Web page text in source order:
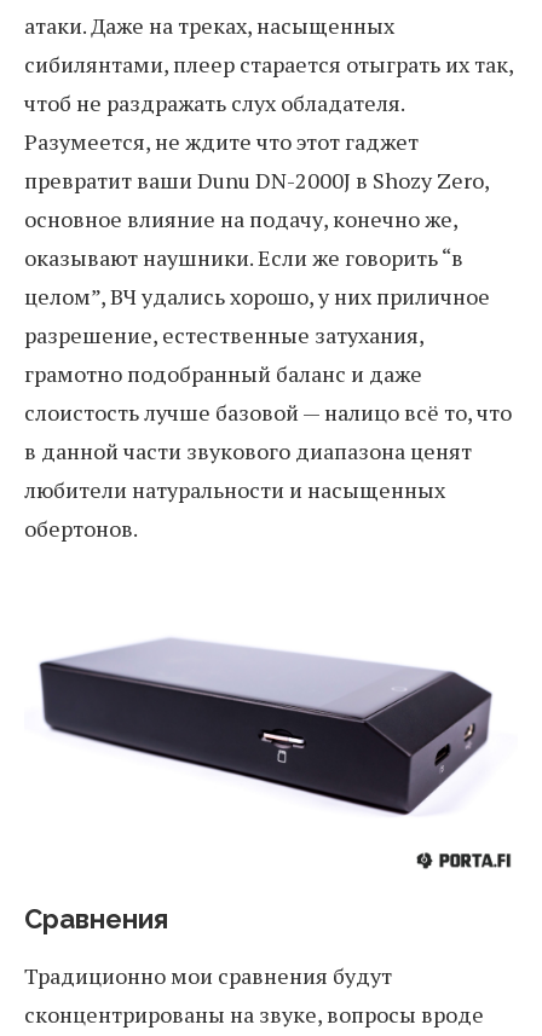
атаки. Даже на треках, насыщенных
сибилянтами, плеер старается отыграть их так,
чтоб не раздражать слух обладателя.
Разумеется, не ждите что этот гаджет
превратит ваши Dunu DN-2000J в Shozy Zero,
основное влияние на подачу, конечно же,
оказывают наушники. Если же говорить “в
целом”, ВЧ удались хорошо, у них приличное
разрешение, естественные затухания,
грамотно подобранный баланс и даже
слоистость лучше базовой — налицо всё то, что
в данной части звукового диапазона ценят
любители натуральности и насыщенных
обертонов.
Сравнения
Традиционно мои сравнения будут
сконцентрированы на звуке, вопросы вроде